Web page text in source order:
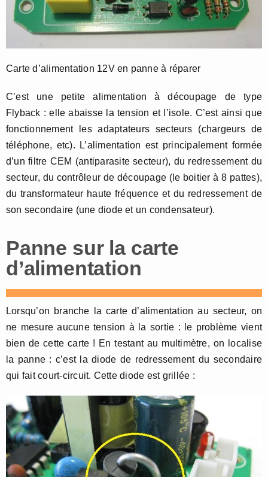
Carte d’alimentation 12V en panne à réparer
C’est une petite alimentation à découpage de type
Flyback : elle abaisse la tension et l’isole. C’est ainsi que
fonctionnement les adaptateurs secteurs (chargeurs de
téléphone, etc). L’alimentation est principalement formée
d’un filtre CEM (antiparasite secteur), du redressement du
secteur, du contrôleur de découpage (le boitier à 8 pattes),
du transformateur haute fréquence et du redressement de
son secondaire (une diode et un condensateur).
Panne sur la carte
d’alimentation
Lorsqu’on branche la carte d’alimentation au secteur, on
ne mesure aucune tension à la sortie : le problème vient
bien de cette carte ! En testant au multimètre, on localise
la panne : c’est la diode de redressement du secondaire
qui fait court-circuit. Cette diode est grillée :